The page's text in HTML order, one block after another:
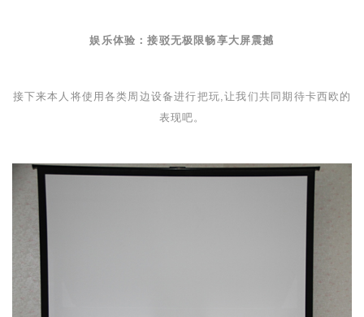
娱乐体验：接驳无极限畅享大屏震撼
接下来本人将使用各类周边设备进行把玩,让我们共同期待卡西欧的
表现吧。